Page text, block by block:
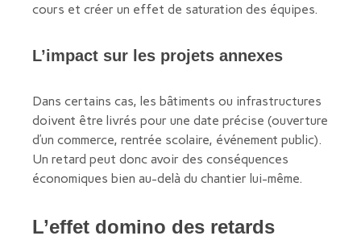
cours et créer un effet de saturation des équipes.
L’impact sur les projets annexes
Dans certains cas, les bâtiments ou infrastructures
doivent être livrés pour une date précise (ouverture
d’un commerce, rentrée scolaire, événement public).
Un retard peut donc avoir des conséquences
économiques bien au-delà du chantier lui-même.
L’effet domino des retards